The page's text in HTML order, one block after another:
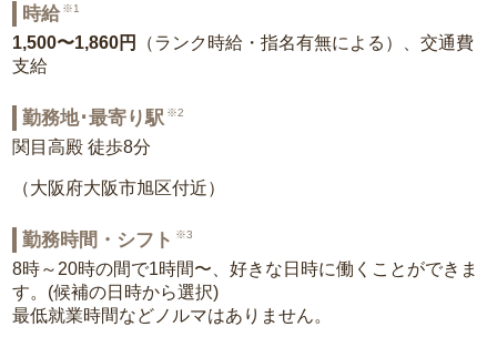
時給 ※1
1,500〜1,860円
（ランク時給・指名有無による）、交通費
支給
勤務地･最寄り駅 ※2
関目高殿 徒歩8分
（大阪府大阪市旭区付近）
勤務時間・シフト ※3
8時～20時の間で1時間〜、好きな日時に働くことができま
す。(候補の日時から選択)
最低就業時間などノルマはありません。